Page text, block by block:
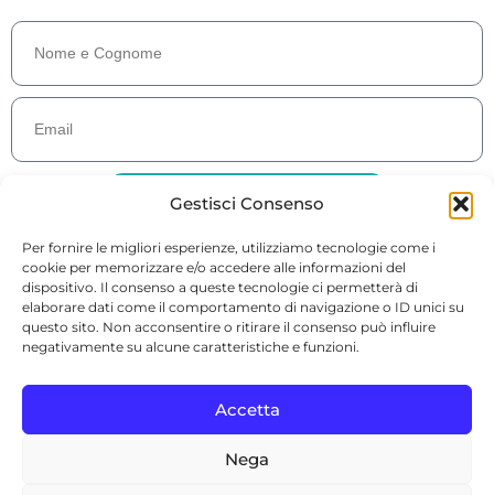
Gestisci Consenso
Per fornire le migliori esperienze, utilizziamo tecnologie come i
cookie per memorizzare e/o accedere alle informazioni del
dispositivo. Il consenso a queste tecnologie ci permetterà di
elaborare dati come il comportamento di navigazione o ID unici su
questo sito. Non acconsentire o ritirare il consenso può influire
negativamente su alcune caratteristiche e funzioni.
Accetta
Nega
© 2026 Dott.ssa Antonella Toselli · P. IVA 00776220048 · Sede: Via
Battaglia 5, 12100 Cuneo (CN)